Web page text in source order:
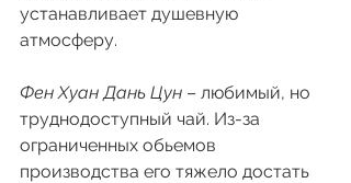
устанавливает душевную
атмосферу.
Фен Хуан Дань Цун – любимый, но
труднодоступный чай. Из-за
ограниченных обьемов
производства его тяжело достать